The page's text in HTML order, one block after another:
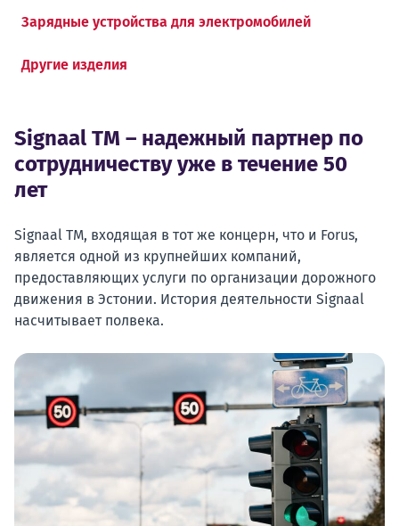
Зарядные устройства для электромобилей
Другие изделия
Signaal TM – надежный партнер по
сотрудничеству уже в течение 50
лет
Signaal TM, входящая в тот же концерн, что и Forus,
является одной из крупнейших компаний,
предоставляющих услуги по организации дорожного
движения в Эстонии. История деятельности Signaal
насчитывает полвека.